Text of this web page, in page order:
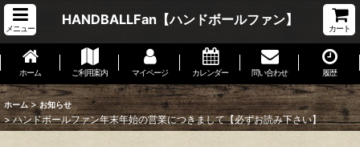
メニュー
HANDBALLFan【ハンドボールファン】
カート
ホーム ご利用案内 マイページ カレンダー 問い合わせ 履歴
ホーム > お知らせ
> ハンドボールファン年末年始の営業につきまして【必ずお読み下さい】